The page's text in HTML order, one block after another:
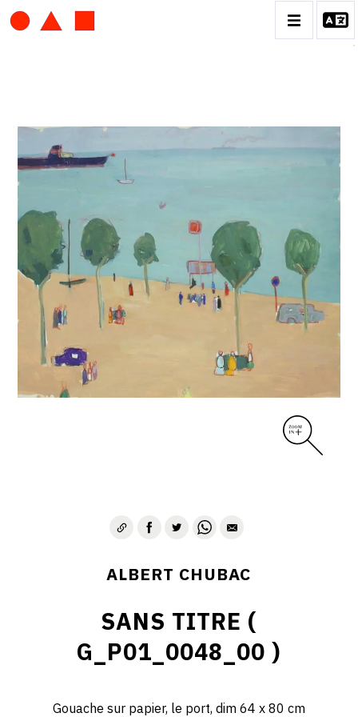
ALBERT CHUBAC
BIOGRAPHIE
CATALOGUE DES OEUVRES
CONTACT
ALBERT CHUBAC
SANS TITRE (
G_P01_0048_00 )
Gouache sur papier, le port, dim 64 x 80 cm